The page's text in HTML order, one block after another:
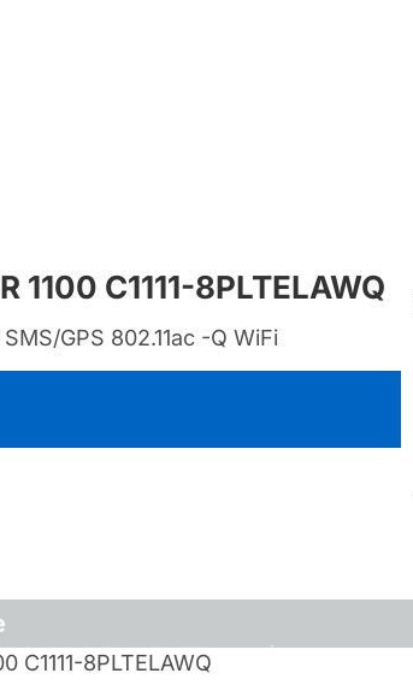
C1111-8PLTELAWQ
GPS 802.11ac -Q WiFi
C1111-8PLTELAWQ